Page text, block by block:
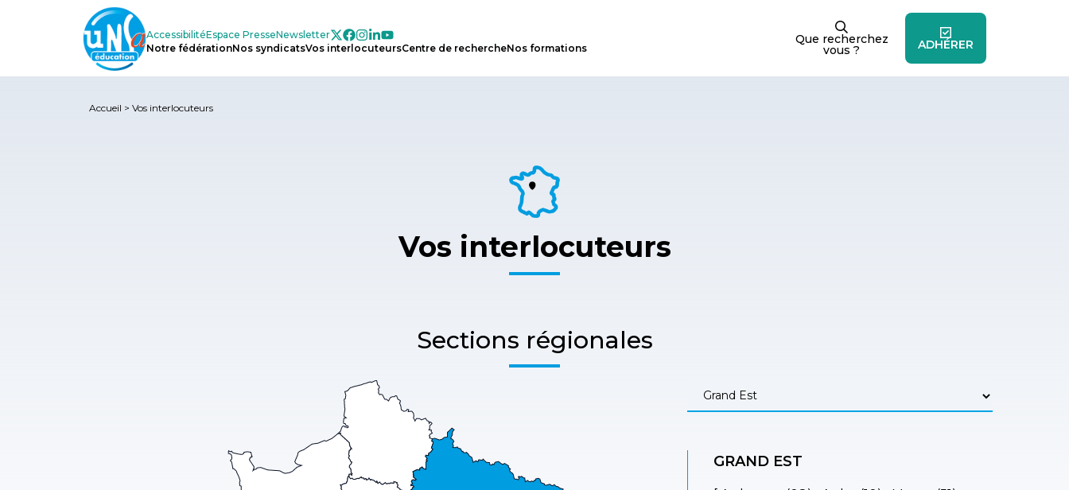
AccessibilitéEspace PresseNewsletter
Notre fédérationNos syndicatsVos interlocuteursCentre de rechercheNos formations
Que recherchez
vous ? ADHÉRER
Accueil > Vos interlocuteurs
Vos interlocuteurs
Sections régionales
GRAND EST